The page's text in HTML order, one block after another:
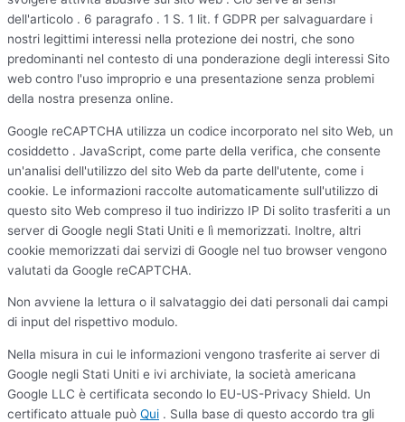
dell'articolo . 6 paragrafo . 1 S. 1 lit. f GDPR per salvaguardare i
nostri legittimi interessi nella protezione dei nostri, che sono
predominanti nel contesto di una ponderazione degli interessi Sito
web contro l'uso improprio e una presentazione senza problemi
della nostra presenza online.
Google reCAPTCHA utilizza un codice incorporato nel sito Web, un
cosiddetto . JavaScript, come parte della verifica, che consente
un'analisi dell'utilizzo del sito Web da parte dell'utente, come i
cookie. Le informazioni raccolte automaticamente sull'utilizzo di
questo sito Web compreso il tuo indirizzo IP Di solito trasferiti a un
server di Google negli Stati Uniti e lì memorizzati. Inoltre, altri
cookie memorizzati dai servizi di Google nel tuo browser vengono
valutati da Google reCAPTCHA.
Non avviene la lettura o il salvataggio dei dati personali dai campi
di input del rispettivo modulo.
Nella misura in cui le informazioni vengono trasferite ai server di
Google negli Stati Uniti e ivi archiviate, la società americana
Google LLC è certificata secondo lo EU-US-Privacy Shield. Un
certificato attuale può Qui . Sulla base di questo accordo tra gli